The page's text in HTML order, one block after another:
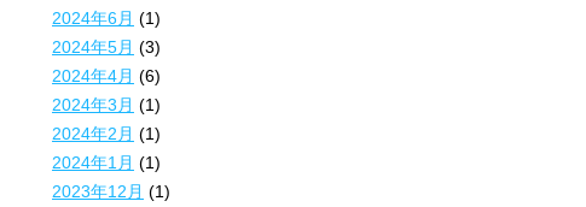
2024年6月 (1)
2024年5月 (3)
2024年4月 (6)
2024年3月 (1)
2024年2月 (1)
2024年1月 (1)
2023年12月 (1)